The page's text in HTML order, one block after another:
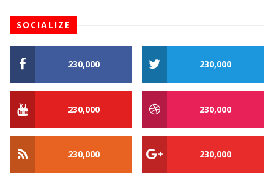
SOCIALIZE
230,000 230,000
230,000 230,000
230,000 230,000